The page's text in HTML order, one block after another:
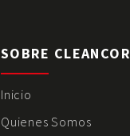
SOBRE CLEANCOR
Inicio
Quienes Somos